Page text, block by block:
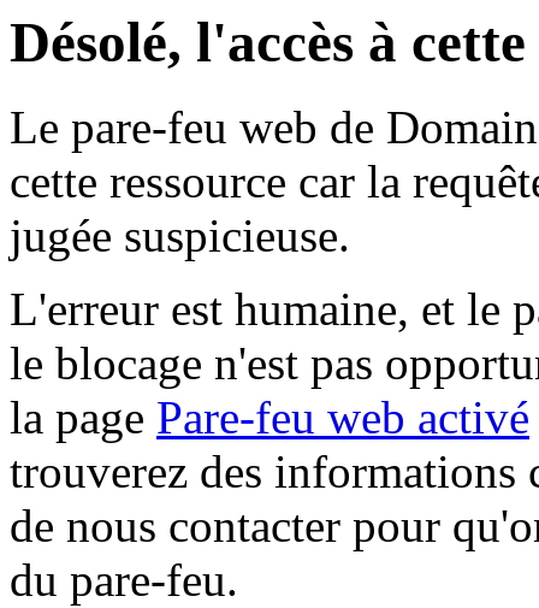
Désolé, l'accès à
Le pare-feu web de
cette ressource car la
jugée suspicieuse.
L'erreur est humaine, et le
le blocage n'est pas
la page Pare-feu web activé
trouverez des informations
de nous contacter pour
du pare-feu.